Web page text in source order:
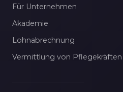
Für Unternehmen
Akademie
Lohnabrechnung
Vermittlung von Pflegekräften